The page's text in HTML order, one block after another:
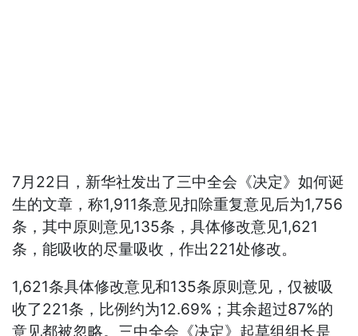
7月22日，新华社发出了三中全会《决定》如何诞
生的文章，称1,911条意见扣除重复意见后为1,756
条，其中原则意见135条，具体修改意见1,621
条，能吸收的尽量吸收，作出221处修改。
1,621条具体修改意见和135条原则意见，仅被吸
收了221条，比例约为12.69%；其余超过87%的
意见都被忽略。三中全会《决定》起草组组长是